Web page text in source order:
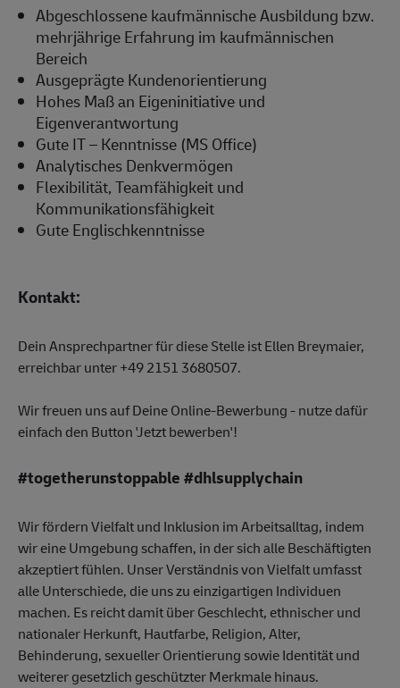
Abgeschlossene kaufmännische Ausbildung bzw.
mehrjährige Erfahrung im kaufmännischen
Bereich
Ausgeprägte Kundenorientierung
Hohes Maß an Eigeninitiative und
Eigenverantwortung
Gute IT – Kenntnisse (MS Office)
Analytisches Denkvermögen
Flexibilität, Teamfähigkeit und
Kommunikationsfähigkeit
Gute Englischkenntnisse
Kontakt:
Dein Ansprechpartner für diese Stelle ist Ellen Breymaier,
erreichbar unter +49 2151 3680507.
Wir freuen uns auf Deine Online-Bewerbung - nutze dafür
einfach den Button 'Jetzt bewerben'!
#togetherunstoppable #dhlsupplychain
Wir fördern Vielfalt und Inklusion im Arbeitsalltag, indem
wir eine Umgebung schaffen, in der sich alle Beschäftigten
akzeptiert fühlen. Unser Verständnis von Vielfalt umfasst
alle Unterschiede, die uns zu einzigartigen Individuen
machen. Es reicht damit über Geschlecht, ethnischer und
nationaler Herkunft, Hautfarbe, Religion, Alter,
Behinderung, sexueller Orientierung sowie Identität und
weiterer gesetzlich geschützter Merkmale hinaus.